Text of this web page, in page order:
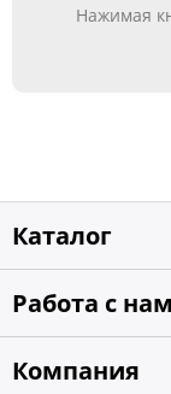
Нажимая
Каталог
Работа с
Компания